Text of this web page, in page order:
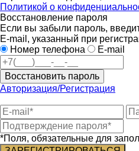
Политикой о
Восстановление пароля
Если вы забыли пароль,
E-mail, указанный при
Номер телефона
E-mail
Восстановить пароль
Авторизация/Регистрация
*Поля, обязательные для